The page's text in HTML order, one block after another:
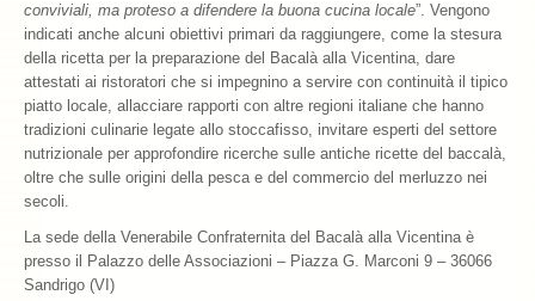
conviviali, ma proteso a difendere la buona cucina locale”. Vengono
indicati anche alcuni obiettivi primari da raggiungere, come la stesura
della ricetta per la preparazione del Bacalà alla Vicentina, dare
attestati ai ristoratori che si impegnino a servire con continuità il tipico
piatto locale, allacciare rapporti con altre regioni italiane che hanno
tradizioni culinarie legate allo stoccafisso, invitare esperti del settore
nutrizionale per approfondire ricerche sulle antiche ricette del baccalà,
oltre che sulle origini della pesca e del commercio del merluzzo nei
secoli.
La sede della Venerabile Confraternita del Bacalà alla Vicentina è
presso il Palazzo delle Associazioni – Piazza G. Marconi 9 – 36066
Sandrigo (VI)